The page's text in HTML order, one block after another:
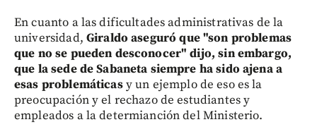
En cuanto a las dificultades administrativas de la
universidad, Giraldo aseguró que "son problemas
que no se pueden desconocer" dijo, sin embargo,
que la sede de Sabaneta siempre ha sido ajena a
esas problemáticasy un ejemplo de eso es la
preocupación y el rechazo de estudiantes y
empleados a la determianción del Ministerio.